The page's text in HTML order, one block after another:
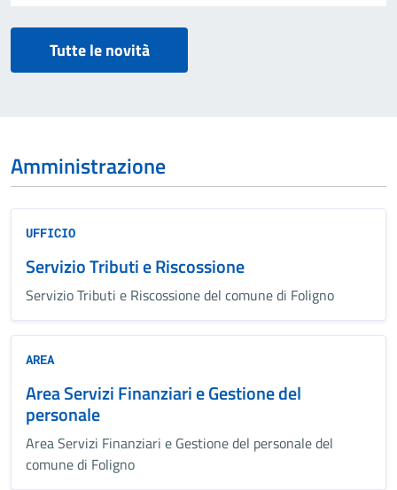
Tutte le novità
Amministrazione
UFFICIO
Servizio Tributi e Riscossione
Servizio Tributi e Riscossione del comune di Foligno
AREA
Area Servizi Finanziari e Gestione del
personale
Area Servizi Finanziari e Gestione del personale del
comune di Foligno